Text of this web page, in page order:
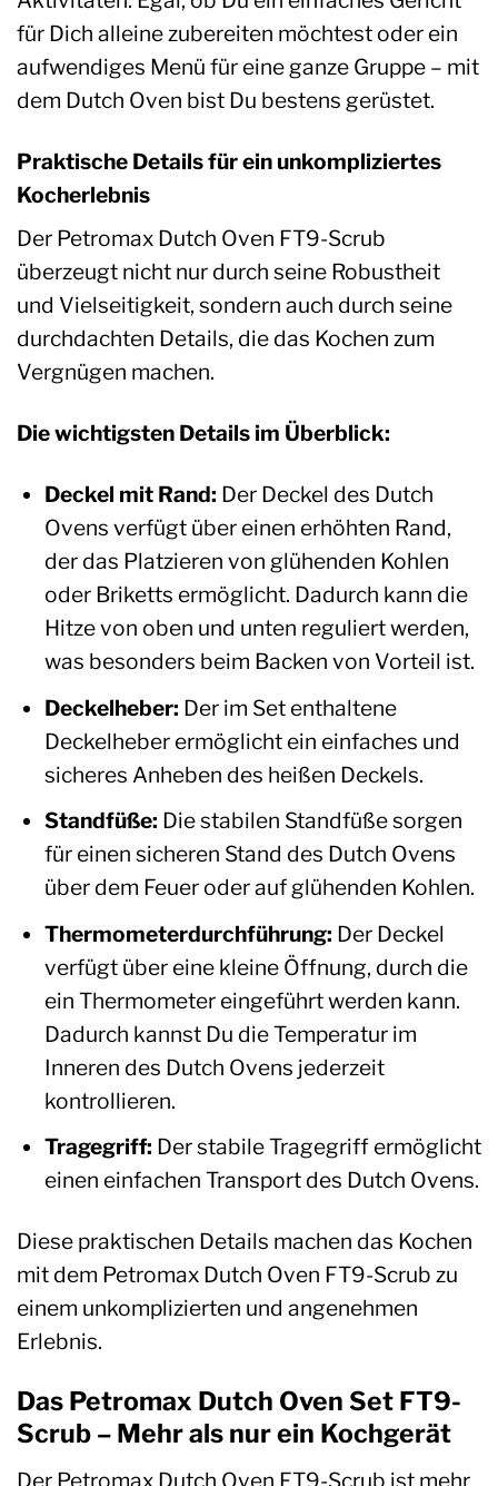
für Dich alleine zubereiten möchtest oder ein
aufwendiges Menü für eine ganze Gruppe – mit
dem Dutch Oven bist Du bestens gerüstet.
Praktische Details für ein unkompliziertes
Kocherlebnis
Der Petromax Dutch Oven FT9-Scrub
überzeugt nicht nur durch seine Robustheit
und Vielseitigkeit, sondern auch durch seine
durchdachten Details, die das Kochen zum
Vergnügen machen.
Die wichtigsten Details im Überblick:
Deckel mit Rand: Der Deckel des Dutch
Ovens verfügt über einen erhöhten Rand,
der das Platzieren von glühenden Kohlen
oder Briketts ermöglicht. Dadurch kann die
Hitze von oben und unten reguliert werden,
was besonders beim Backen von Vorteil ist.
Deckelheber: Der im Set enthaltene
Deckelheber ermöglicht ein einfaches und
sicheres Anheben des heißen Deckels.
Standfüße: Die stabilen Standfüße sorgen
für einen sicheren Stand des Dutch Ovens
über dem Feuer oder auf glühenden Kohlen.
Thermometerdurchführung: Der Deckel
verfügt über eine kleine Öffnung, durch die
ein Thermometer eingeführt werden kann.
Dadurch kannst Du die Temperatur im
Inneren des Dutch Ovens jederzeit
kontrollieren.
Tragegriff: Der stabile Tragegriff ermöglicht
einen einfachen Transport des Dutch Ovens.
Diese praktischen Details machen das Kochen
mit dem Petromax Dutch Oven FT9-Scrub zu
einem unkomplizierten und angenehmen
Erlebnis.
Das Petromax Dutch Oven Set FT9-
Scrub – Mehr als nur ein Kochgerät
Der Petromax Dutch Oven FT9-Scrub ist mehr